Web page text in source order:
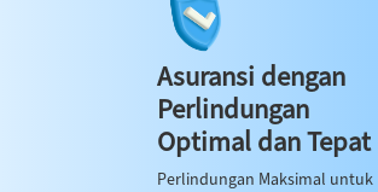
Asuransi dengan
Perlindungan
Optimal danTepat
Perlindungan Maksimal untuk